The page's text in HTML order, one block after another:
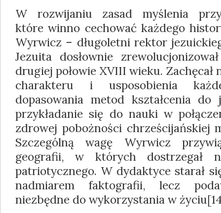
W rozwijaniu zasad myślenia
które winno cechować każdego
Wyrwicz – długoletni rektor
Jezuita dosłownie
drugiej połowie XVIII wieku. Zachęcał
charakteru i usposobienia
dopasowania metod kształcenia do
przykładanie się do nauki w
zdrowej pobożności chrześcijańskiej
Szczególną wagę Wyrwicz
geografii, w których dostrzegał
patriotycznego. W dydaktyce starał
nadmiarem faktografii, lecz
niezbędne do wykorzystania w